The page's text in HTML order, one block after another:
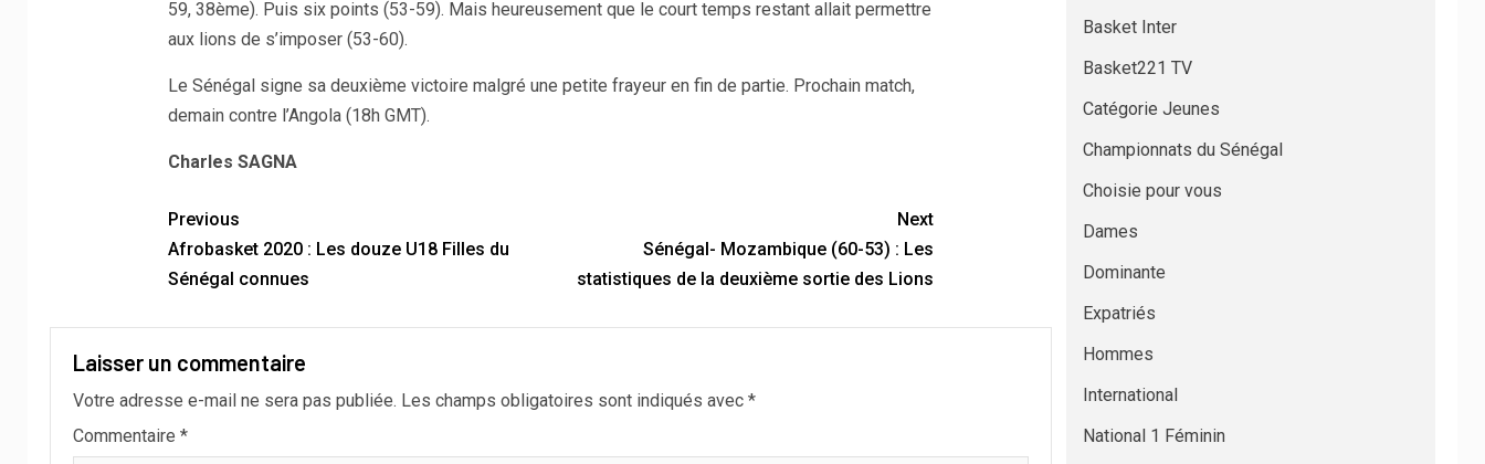
59, 38ème). Puis six points (53-59). Mais heureusement que le court temps restant allait permettre
aux lions de s’imposer (53-60).
Le Sénégal signe sa deuxième victoire malgré une petite frayeur en fin de partie. Prochain match,
demain contre l’Angola (18h GMT).
Charles SAGNA
Previous
Afrobasket 2020 : Les douze U18 Filles du
Sénégal connues
Next
Sénégal- Mozambique (60-53) : Les
statistiques de la deuxième sortie des Lions
Laisser un commentaire
Votre adresse e-mail ne sera pas publiée. Les champs obligatoires sont indiqués avec *
Commentaire *
Basket Inter
Basket221 TV
Catégorie Jeunes
Championnats du Sénégal
Choisie pour vous
Dames
Dominante
Expatriés
Hommes
International
National 1 Féminin